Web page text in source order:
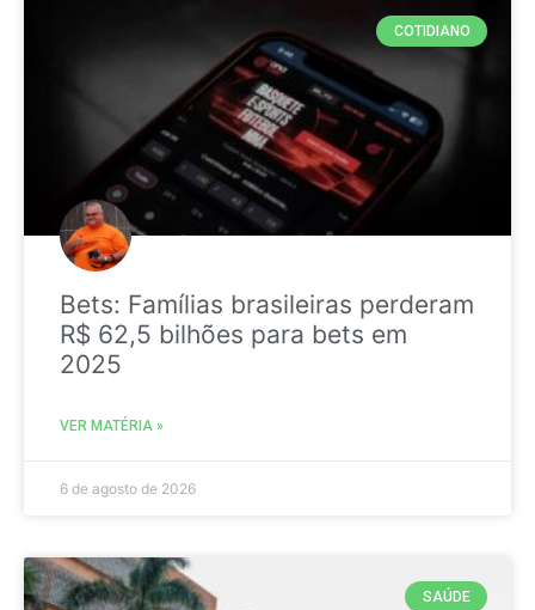
COTIDIANO
Bets: Famílias brasileiras perderam
R$ 62,5 bilhões para bets em
2025
VER MATÉRIA »
6 de agosto de 2026
SAÚDE